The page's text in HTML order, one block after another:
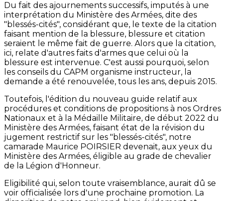
Du fait des ajournements successifs, imputés à une
interprétation du Ministère des Armées, dite des
"blessés-cités", considérant que, le texte de la citation
faisant mention de la blessure, blessure et citation
seraient le même fait de guerre. Alors que la citation,
ici, relate d'autres faits d'armes que celui où la
blessure est intervenue. C'est aussi pourquoi, selon
les conseils du CAPM organisme instructeur, la
demande a été renouvelée, tous les ans, depuis 2015.
Toutefois, l'édition du nouveau guide relatif aux
procédures et conditions de propositions à nos Ordres
Nationaux et à la Médaille Militaire, de début 2022 du
Ministère des Armées, faisant état de la révision du
jugement restrictif sur les "blessés-cités", notre
camarade Maurice POIRSIER devenait, aux yeux du
Ministère des Armées, éligible au grade de chevalier
de la Légion d'Honneur.
Eligibilité qui, selon toute vraisemblance, aurait dû se
voir officialisée lors d'une prochaine promotion. La